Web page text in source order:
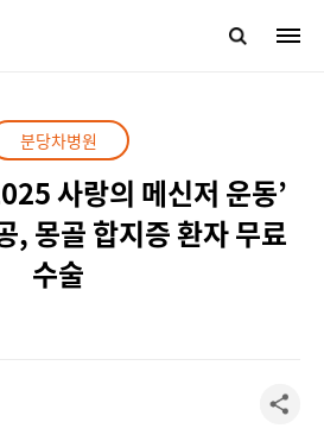
분당차병원
사랑의 메신저 운동’
, 몽골 합지증 환자 무료
수술